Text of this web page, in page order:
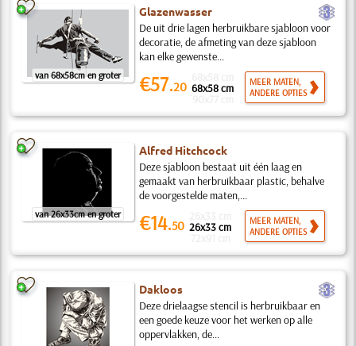
van 68x58cm en groter
Glazenwasser c
De uit drie lagen herbruikbare sjabloon voor
decoratie, de afmeting van deze sjabloon
kan elke gewenste...
€57.20 68x58 cm
MEER MATEN,
ANDERE OPTIES
van 26x33cm en groter
Alfred Hitchcock
Deze sjabloon bestaat uit één laag en
gemaakt van herbruikbaar plastic, behalve
de voorgestelde maten,...
€14.50 26x33 cm
MEER MATEN,
ANDERE OPTIES
Dakloos c
Deze drielaagse stencil is herbruikbaar en
een goede keuze voor het werken op alle
oppervlakken, de...